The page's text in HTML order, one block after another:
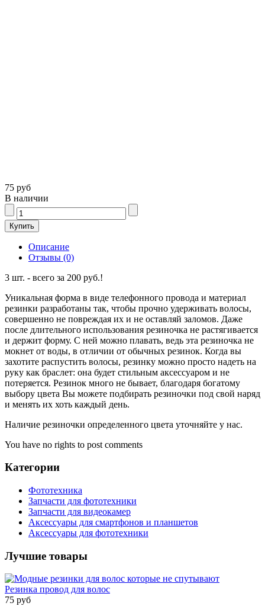
75 руб
В наличии
Описание
Отзывы (0)
3 шт. - всего за 200 руб.!
Уникальная форма в виде телефонного провода и материал
резинки разработаны так, чтобы прочно удерживать волосы,
совершенно не повреждая их и не оставляй заломов. Даже
после длительного использования резиночка не растягивается
и держит форму. С ней можно плавать, ведь эта резиночка не
мокнет от воды, в отличии от обычных резинок. Когда вы
захотите распустить волосы, резинку можно просто надеть на
руку как браслет: она будет стильным аксессуаром и не
потеряется. Резинок много не бывает, благодаря богатому
выбору цвета Вы можете подбирать резиночки под свой наряд
и менять их хоть каждый день.
Наличие резиночки определенного цвета уточняйте у нас.
You have no rights to post comments
Категории
Фототехника
Запчасти для фототехники
Запчасти для видеокамер
Аксессуары для смартфонов и планшетов
Аксессуары для фототехники
Лучшие товары
Резинка провод для волос
75 руб